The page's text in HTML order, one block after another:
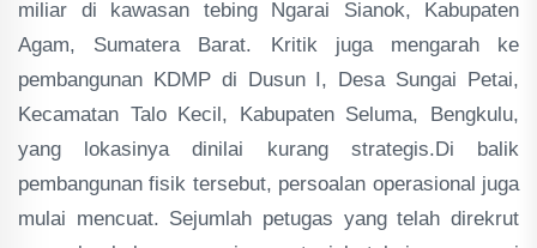
miliar di kawasan tebing Ngarai Sianok, Kabupaten
Agam, Sumatera Barat. Kritik juga mengarah ke
pembangunan KDMP di Dusun I, Desa Sungai Petai,
Kecamatan Talo Kecil, Kabupaten Seluma, Bengkulu,
yang lokasinya dinilai kurang strategis.Di balik
pembangunan fisik tersebut, persoalan operasional juga
mulai mencuat. Sejumlah petugas yang telah direkrut